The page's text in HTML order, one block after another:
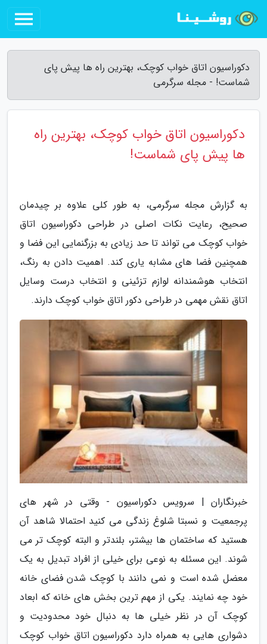
دکوراسیون اتاق خواب کوچک، بهترین راه ها پیش پای
شماست! - مجله سرگرمی
دکوراسیون اتاق خواب کوچک، بهترین راه
ها پیش پای شماست!
به گزارش مجله سرگرمی، به طور کلی علاوه بر چیدمان
صحیح، رعایت نکات اصلی در طراحی دکوراسیون اتاق
خواب کوچک می تواند تا حد زیادی به بزرگنمایی این فضا و
همچنین فضا های مشابه یاری کند. اهمیت دادن به رنگ،
انتخاب هوشمندانه لوازم تزئینی و انتخاب درست وسایل
اتاق نقش مهمی در طراحی دکور اتاق خواب کوچک دارند.
خبرنگاران | سرویس دکوراسیون - وقتی در شهر های
پرجمعیت و نسبتا شلوغ زندگی می کنید احتمالا شاهد آن
هستید که ساختمان ها بیشتر، بلندتر و البته کوچک تر می
شوند. این مسئله به نوعی برای خیلی از افراد تبدیل به یک
معضل شده است و نمی دانند با کوچک شدن فضای خانه
خود چه نمایند. یکی از مهم ترین بخش های خانه که ابعاد
کوچک آن در نظر خیلی ها به دنبال خود محدودیت و
دشواری هایی به همراه دارد دکوراسیون اتاق خواب کوچک